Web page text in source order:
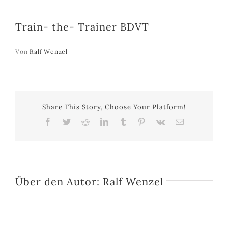
Train- the- Trainer BDVT
VonRalf Wenzel
Share This Story, Choose Your Platform!
Facebook
TwitterRedditLinkedIn
TumblrPinterest
Vk
E-
Über den Autor: Ralf Wenzel